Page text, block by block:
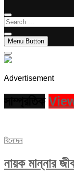
Search
…
Menu Button
Advertisement
বিনোদন
নায়ক মান্নার